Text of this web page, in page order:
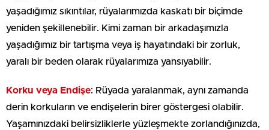
yaşadığımız sıkıntılar, rüyalarımızda kaskatı bir biçimde
yeniden şekillenebilir. Kimi zaman bir arkadaşımızla
yaşadığımız bir tartışma veya iş hayatındaki bir zorluk,
yaralı bir beden olarak rüyalarımıza yansıyabilir.
Korku veya Endişe: Rüyada yaralanmak, aynı zamanda
derin korkuların ve endişelerin birer göstergesi olabilir.
Yaşamınızdaki belirsizliklerle yüzleşmekte zorlandığınızda,